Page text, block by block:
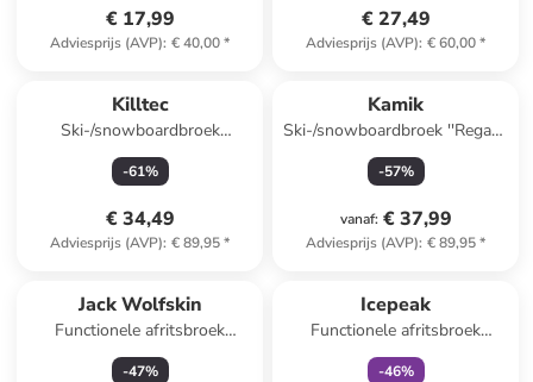
€ 17,99
Adviesprijs (AVP): € 40,00*
€ 27,49
Adviesprijs (AVP): € 60,00*
Killtec
Ski-/snowboardbroek
"Gandara" koraalrood
-61%
€ 34,49
Adviesprijs (AVP): € 89,95*
Kamik
Ski-/snowboardbroek ''Regan''
paars
-57%
vanaf: € 37,99
Adviesprijs (AVP): € 89,95*
Jack Wolfskin
Functionele afritsbroek
"Safari" zwart
-47%
Icepeak
Functionele afritsbroek
"Kayes" donkerblauw
-46%